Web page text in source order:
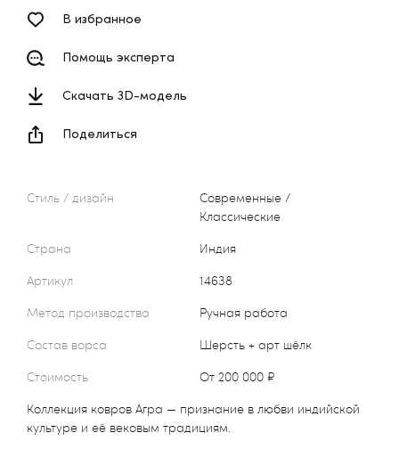
Стиль / дизайн
Современные /
Классические
Страна
Индия
Артикул
14638
Метод производства
Ручная работа
Состав ворса
Шерсть + арт шёлк
Стоимость
от 200 000 ₽
Коллекция ковров Агра — признание в любви индийской
культуре и её вековым традициям.
В избранное
Помощь эксперта
Скачать 3D-модель
Поделиться